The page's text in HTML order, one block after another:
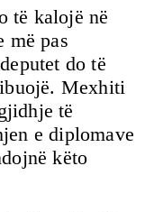
të kalojë në
më pas
do të
Mexhiti
të
e diplomave
këto